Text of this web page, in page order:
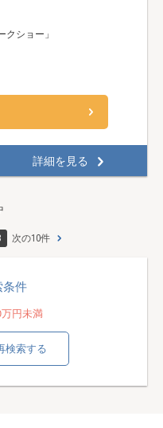
ショー」
詳細を見る
次の10件
件
円未満
検索する